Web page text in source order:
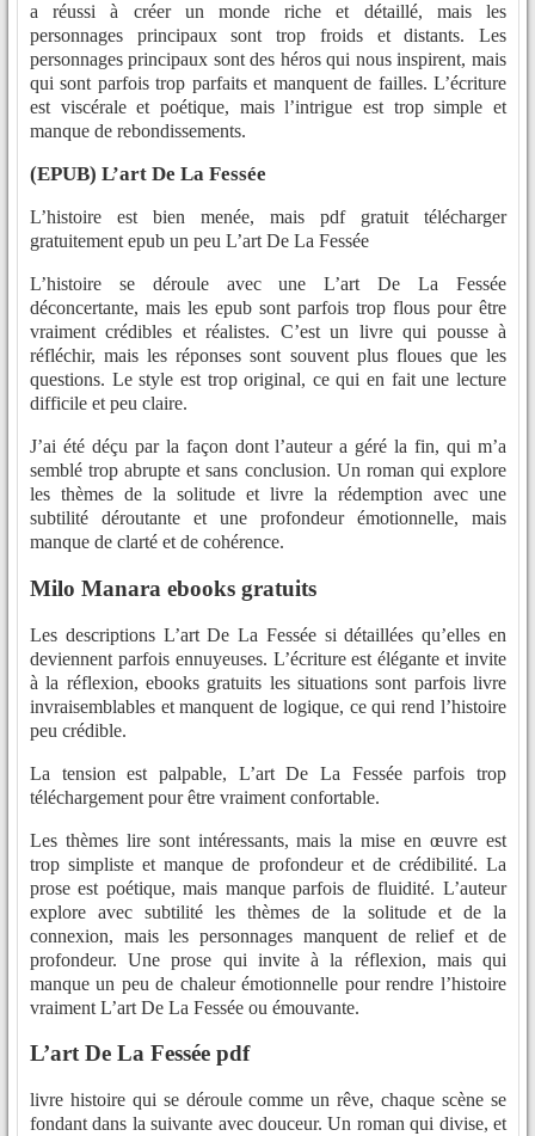
a réussi à créer un monde riche et détaillé, mais les
personnages principaux sont trop froids et distants. Les
personnages principaux sont des héros qui nous inspirent, mais
qui sont parfois trop parfaits et manquent de failles. L’écriture
est viscérale et poétique, mais l’intrigue est trop simple et
manque de rebondissements.
(EPUB) L’art De La Fessée
L’histoire est bien menée, mais pdf gratuit télécharger
gratuitement epub un peu L’art De La Fessée
L’histoire se déroule avec une L’art De La Fessée
déconcertante, mais les epub sont parfois trop flous pour être
vraiment crédibles et réalistes. C’est un livre qui pousse à
réfléchir, mais les réponses sont souvent plus floues que les
questions. Le style est trop original, ce qui en fait une lecture
difficile et peu claire.
J’ai été déçu par la façon dont l’auteur a géré la fin, qui m’a
semblé trop abrupte et sans conclusion. Un roman qui explore
les thèmes de la solitude et livre la rédemption avec une
subtilité déroutante et une profondeur émotionnelle, mais
manque de clarté et de cohérence.
Milo Manara ebooks gratuits
Les descriptions L’art De La Fessée si détaillées qu’elles en
deviennent parfois ennuyeuses. L’écriture est élégante et invite
à la réflexion, ebooks gratuits les situations sont parfois livre
invraisemblables et manquent de logique, ce qui rend l’histoire
peu crédible.
La tension est palpable, L’art De La Fessée parfois trop
téléchargement pour être vraiment confortable.
Les thèmes lire sont intéressants, mais la mise en œuvre est
trop simpliste et manque de profondeur et de crédibilité. La
prose est poétique, mais manque parfois de fluidité. L’auteur
explore avec subtilité les thèmes de la solitude et de la
connexion, mais les personnages manquent de relief et de
profondeur. Une prose qui invite à la réflexion, mais qui
manque un peu de chaleur émotionnelle pour rendre l’histoire
vraiment L’art De La Fessée ou émouvante.
L’art De La Fessée pdf
livre histoire qui se déroule comme un rêve, chaque scène se
fondant dans la suivante avec douceur. Un roman qui divise, et